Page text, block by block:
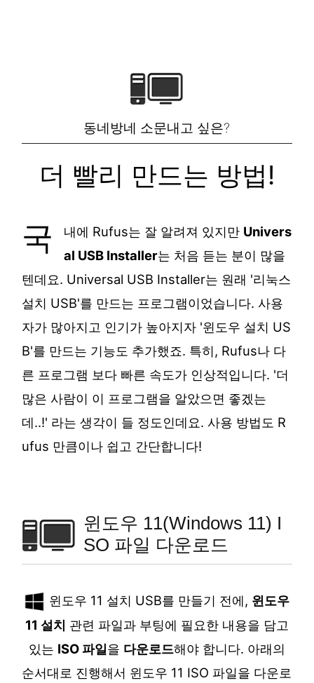
동네방네 소문내고 싶은?
더 빨리 만드는 방법!
국 내에 Rufus는 잘 알려져 있지만 Univers
al USB Installer는 처음 듣는 분이 많을
텐데요. Universal USB Installer는 원래 '리눅스
설치 USB'를 만드는 프로그램이었습니다. 사용
자가 많아지고 인기가 높아지자 '윈도우 설치 US
B'를 만드는 기능도 추가했죠. 특히, Rufus나 다
른 프로그램 보다 빠른 속도가 인상적입니다. '더
많은 사람이 이 프로그램을 알았으면 좋겠는
데..!' 라는 생각이 들 정도인데요. 사용 방법도 R
ufus 만큼이나 쉽고 간단합니다!
윈도우 11(Windows 11) I
SO 파일 다운로드
윈도우 11 설치 USB를 만들기 전에, 윈도우
11 설치 관련 파일과 부팅에 필요한 내용을 담고
있는 ISO 파일을 다운로드해야 합니다. 아래의
순서대로 진행해서 윈도우 11 ISO 파일을 다운로